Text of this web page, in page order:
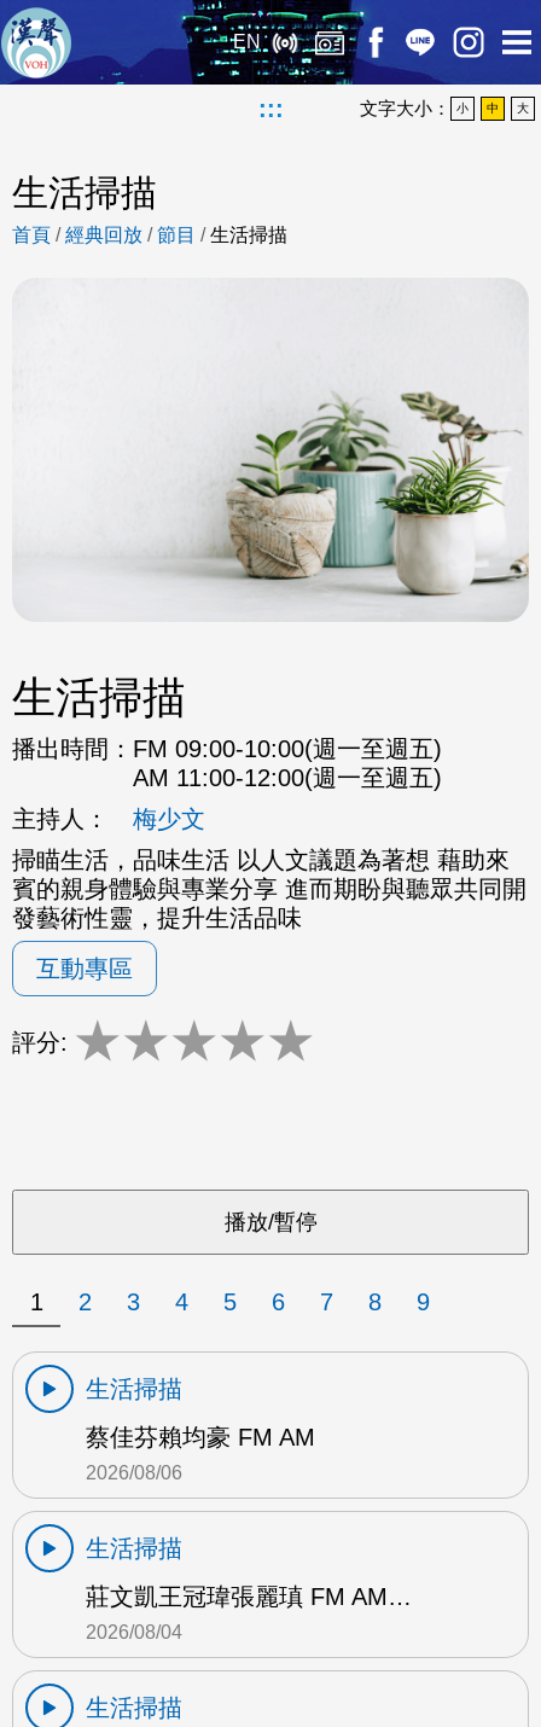
EN
::: 文字大小： 小 中 大
生活掃描
首頁 /經典回放 /節目 /生活掃描
生活掃描
播出時間： FM 09:00-10:00(週一至週五)
AM 11:00-12:00(週一至週五)
主持人：
梅少文
掃瞄生活，品味生活 以人文議題為著想 藉助來
賓的親身體驗與專業分享 進而期盼與聽眾共同開
發藝術性靈，提升生活品味
互動專區
評分: ★★★★★
1 2 3 4 5 6 7 8 9
生活掃描
蔡佳芬賴均豪 FM AM
2026/08/06
生活掃描
莊文凱王冠瑋張麗瑱 FM AM…
2026/08/04
生活掃描